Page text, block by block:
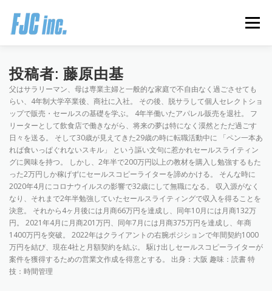
メニュー
HOME ブログ プロフィール
無料オンラインプログラム お客様の声
推薦の声はこちら お問い合わせ
投稿者: 藤原由基
父はサラリーマン、母は専業主婦と一般的な家庭で不自由なく過ごさせても
らい、4年制大学卒業後、商社に入社。 その後、脱サラして個人セレクトショ
ップで販売・セールスの基礎を学ぶ。 4年半働いたアパレル販売を退社。 フ
リーターとして飲食店で働きながら、将来の夢は特になく漠然とただ過ごす
日々を送る。 そして30歳が見えてきた29歳の時に転職活動中に 「ペン一本あ
れば食いっぱぐれないスキル」 という謳い文句に惹かれセールスライティン
グに興味を持つ。 しかし、2年半で200万円以上の教材を購入し勉強するもた
った2万円しか稼げずにセールスコピーライターを諦めかける。 そんな時に
2020年4月にコロナウイルスの影響で32歳にして無職になる。 収入源がなく
なり、それまで2年半勉強していたセールスライティングで収入を得ることを
決意。 それから4ヶ月後には月商66万円を達成し、同年10月には月商132万
円。 2021年4月に月商201万円、同年7月には月商375万円を達成し、年商
1400万円を突破。 2022年はクライアントの右腕ポジションで年間契約1000
万円を結び、現在4社と月額契約を結ぶ。 駆け出しセールスコピーライターが
案件を獲得するための営業文作成を得意とする。 出身：大阪 趣味：読書 特
技：時間管理